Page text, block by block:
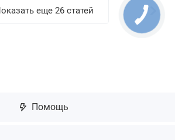
еще 26 статей
Помощь